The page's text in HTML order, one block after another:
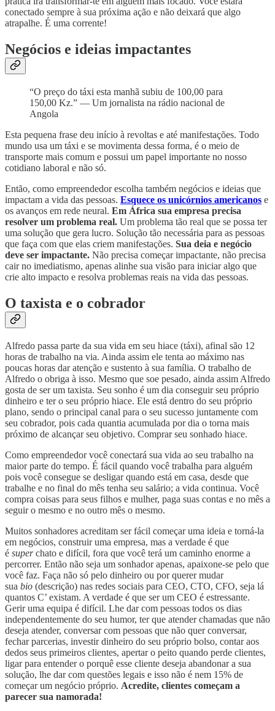
conectado sempre à sua próxima ação e não deixará que algo
atrapalhe. É uma corrente!
Negócios e ideias impactantes
“O preço do táxi esta manhã subiu de 100,00 para
150,00 Kz.” — Um jornalista na rádio nacional de
Angola
Esta pequena frase deu início à revoltas e até manifestações. Todo
mundo usa um táxi e se movimenta dessa forma, é o meio de
transporte mais comum e possui um papel importante no nosso
cotidiano laboral e não só.
Então, como empreendedor escolha também negócios e ideias que
impactam a vida das pessoas. Esquece os unicórnios americanos e
os avanços em rede neural. Em África sua empresa precisa
resolver um problema real. Um problema tão real que se possa ter
uma solução que gera lucro. Solução tão necessária para as pessoas
que faça com que elas criem manifestações. Sua deia e negócio
deve ser impactante. Não precisa começar impactante, não precisa
cair no imediatismo, apenas alinhe sua visão para iniciar algo que
crie alto impacto e resolva problemas reais na vida das pessoas.
O taxista e o cobrador
Alfredo passa parte da sua vida em seu hiace (táxi), afinal são 12
horas de trabalho na via. Ainda assim ele tenta ao máximo nas
poucas horas dar atenção e sustento à sua família. O trabalho de
Alfredo o obriga à isso. Mesmo que soe pesado, ainda assim Alfredo
gosta de ser um taxista. Seu sonho é um dia conseguir seu próprio
dinheiro e ter o seu próprio hiace. Ele está dentro do seu próprio
plano, sendo o principal canal para o seu sucesso juntamente com
seu cobrador, pois cada quantia acumulada por dia o torna mais
próximo de alcançar seu objetivo. Comprar seu sonhado hiace.
Como empreendedor você conectará sua vida ao seu trabalho na
maior parte do tempo. É fácil quando você trabalha para alguém
pois você consegue se desligar quando está em casa, desde que
trabalhe e no final do mês tenha seu salário; a vida continua. Você
compra coisas para seus filhos e mulher, paga suas contas e no mês a
seguir o mesmo e no outro mês o mesmo.
Muitos sonhadores acreditam ser fácil começar uma ideia e torná-la
em negócios, construir uma empresa, mas a verdade é que
é superchato e difícil, fora que você terá um caminho enorme a
percorrer. Então não seja um sonhador apenas, apaixone-se pelo que
você faz. Faça não só pelo dinheiro ou por querer mudar
sua bio (descrição) nas redes sociais para CEO, CTO, CFO, seja lá
quantos C’ existam. A verdade é que ser um CEO é estressante.
Gerir uma equipa é difícil. Lhe dar com pessoas todos os dias
independentemente do seu humor, ter que atender chamadas que não
deseja atender, conversar com pessoas que não quer conversar,
fechar parcerias, investir dinheiro do seu próprio bolso, contar aos
dedos seus primeiros clientes, apertar o peito quando perde clientes,
ligar para entender o porquê esse cliente deseja abandonar a sua
solução, lhe dar com questões legais e isso não é nem 15% de
começar um negócio próprio. Acredite, clientes começam a
parecer sua namorada!